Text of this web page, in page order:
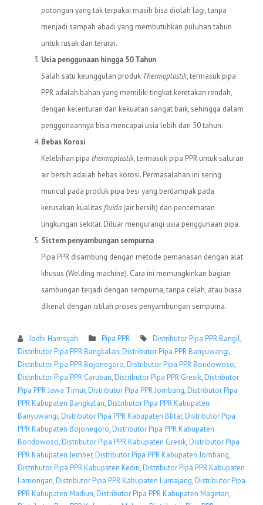
potongan yang tak terpakai masih bisa diolah lagi, tanpa
menjadi sampah abadi yang membutuhkan puluhan tahun
untuk rusak dan terurai.
Usia penggunaan hingga 50 Tahun
Salah satu keunggulan produk Thermoplastik, termasuk pipa
PPR adalah bahan yang memiliki tingkat keretakan rendah,
dengan kelenturan dan kekuatan sangat baik, sehingga dalam
penggunaannya bisa mencapai usia lebih dari 50 tahun.
Bebas Korosi
Kelebihan pipa thermoplastik, termasuk pipa PPR untuk saluran
air bersih adalah bebas korosi. Permasalahan ini sering
muncul pada produk pipa besi yang berdampak pada
kerusakan kualitas fluida (air bersih) dan pencemaran
lingkungan sekitar. Diluar mengurangi usia penggunaan pipa.
Sistem penyambungan sempurna
Pipa PPR disambung dengan metode pemanasan dengan alat
khusus (Welding machine). Cara ini memungkinkan bagian
sambungan terjadi dengan sempurna, tanpa celah, atau biasa
dikenal dengan istilah proses penyambungan sempurna.
Jodhi Hamsyah Pipa PPR Distributor Pipa PPR Bangil,
Distributor Pipa PPR Bangkalan,Distributor Pipa PPR Banyuwangi,
Distributor Pipa PPR Bojonegoro,Distributor Pipa PPR Bondowoso,
Distributor Pipa PPR Caruban,Distributor Pipa PPR Gresik,Distributor
Pipa PPR Jawa Timur,Distributor Pipa PPR Jombang,Distributor Pipa
PPR Kabupaten Bangkalan,Distributor Pipa PPR Kabupaten
Banyuwangi,Distributor Pipa PPR Kabupaten Blitar,Distributor Pipa
PPR Kabupaten Bojonegoro,Distributor Pipa PPR Kabupaten
Bondowoso,Distributor Pipa PPR Kabupaten Gresik,Distributor Pipa
PPR Kabupaten Jember,Distributor Pipa PPR Kabupaten Jombang,
Distributor Pipa PPR Kabupaten Kediri,Distributor Pipa PPR Kabupaten
Lamongan,Distributor Pipa PPR Kabupaten Lumajang,Distributor Pipa
PPR Kabupaten Madiun,Distributor Pipa PPR Kabupaten Magetan,